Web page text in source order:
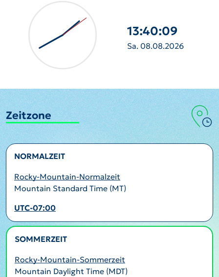
13:40:11
Sa. 08.08.2026
Zeitzone
NORMALZEIT
Rocky-Mountain-Normalzeit
Mountain Standard Time (MT)
UTC-07:00
SOMMERZEIT
Rocky-Mountain-Sommerzeit
Mountain Daylight Time (MDT)